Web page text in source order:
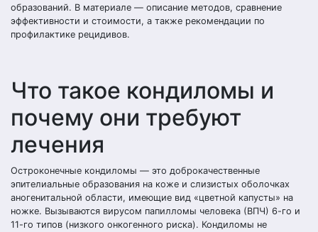
образований. В материале — описание методов, сравнение
эффективности и стоимости, а также рекомендации по
профилактике рецидивов.
Что такое кондиломы и
почему они требуют
лечения
Остроконечные кондиломы — это доброкачественные
эпителиальные образования на коже и слизистых оболочках
аногенитальной области, имеющие вид «цветной капусты» на
ножке. Вызываются вирусом папилломы человека (ВПЧ) 6-го и
11-го типов (низкого онкогенного риска). Кондиломы не